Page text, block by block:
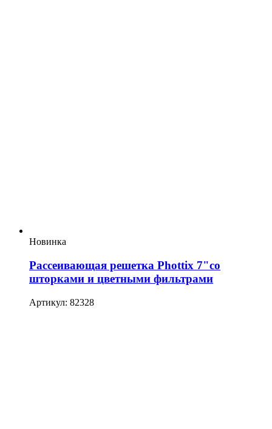
Новинка
Рассеивающая решетка Phottix 7"со
шторками и цветными фильтрами
Артикул: 82328